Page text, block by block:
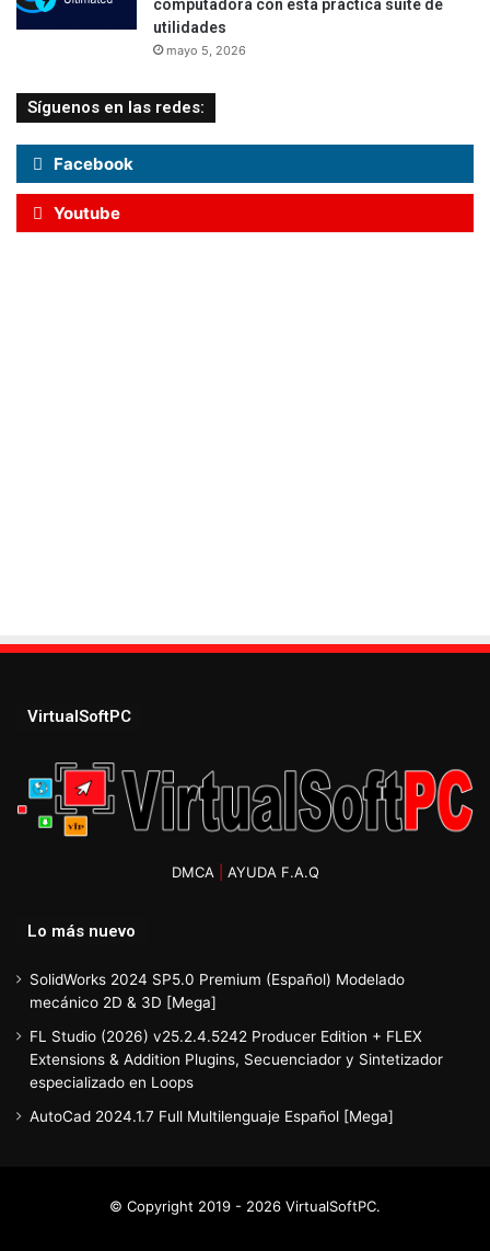
computadora con esta práctica suite de
utilidades
mayo 5, 2026
Síguenos en las redes:
Facebook
Youtube
VirtualSoftPC
DMCA AYUDA F.A.Q
Lo más nuevo
SolidWorks 2024 SP5.0 Premium (Español) Modelado
mecánico 2D & 3D [Mega]
FL Studio (2026) v25.2.4.5242 Producer Edition + FLEX
Extensions & Addition Plugins, Secuenciador y Sintetizador
especializado en Loops
AutoCad 2024.1.7 Full Multilenguaje Español [Mega]
© Copyright 2019 - 2026 VirtualSoftPC.